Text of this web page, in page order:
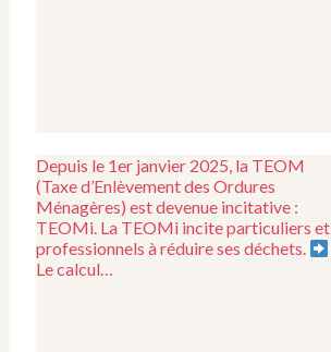
Depuis le 1er janvier 2025, la TEOM
(Taxe d’Enlèvement des Ordures
Ménagères) est devenue incitative :
TEOMi. La TEOMi incite particuliers et
professionnels à réduire ses déchets.
Le calcul…